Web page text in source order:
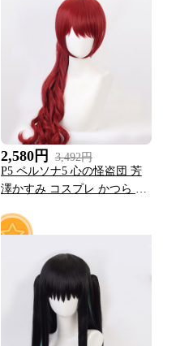
2,580円
3,492円
P5 ペルソナ5 心の怪盗団 芳
澤かすみ コスプレ かつら ウ